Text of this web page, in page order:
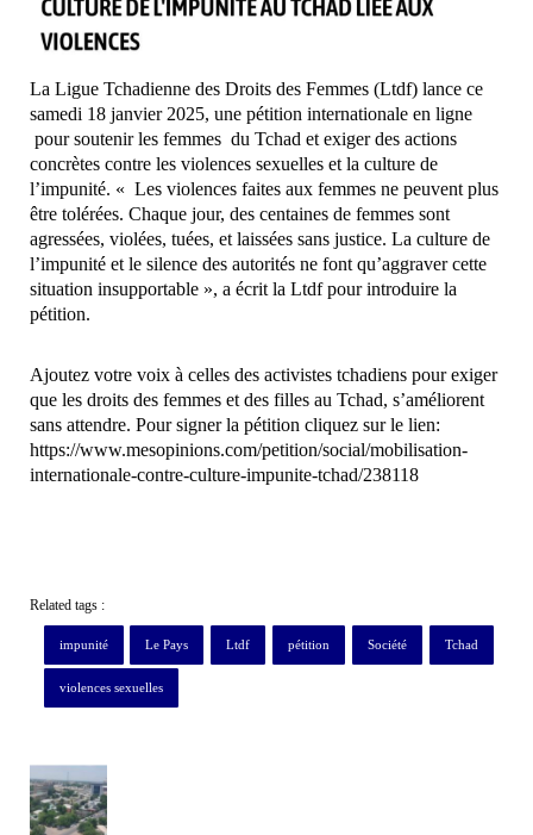
La Ligue Tchadienne des Droits des Femmes (Ltdf) lance ce
samedi 18 janvier 2025, une pétition internationale en ligne
pour soutenir les femmes du Tchad et exiger des actions
concrètes contre les violences sexuelles et la culture de
l’impunité. « Les violences faites aux femmes ne peuvent plus
être tolérées. Chaque jour, des centaines de femmes sont
agressées, violées, tuées, et laissées sans justice. La culture de
l’impunité et le silence des autorités ne font qu’aggraver cette
situation insupportable », a écrit la Ltdf pour introduire la
pétition.
Ajoutez votre voix à celles des activistes tchadiens pour exiger
que les droits des femmes et des filles au Tchad, s’améliorent
sans attendre. Pour signer la pétition cliquez sur le lien:
https://www.mesopinions.com/petition/social/mobilisation-
internationale-contre-culture-impunite-tchad/238118
Related tags :
impunité Le Pays Ltdf pétition Société Tchad
violences sexuelles